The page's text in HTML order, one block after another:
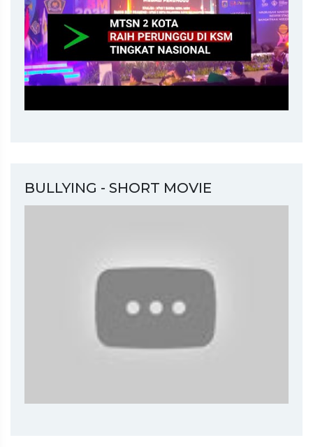
BULLYING - SHORT MOVIE